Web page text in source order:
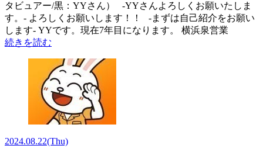
タビュアー/黒：YYさん） -YYさんよろしくお願いたしま
す。- よろしくお願いします！！ -まずは自己紹介をお願い
します- YYです。現在7年目になります。 横浜泉営業
続きを読む
2024.08.22(Thu)